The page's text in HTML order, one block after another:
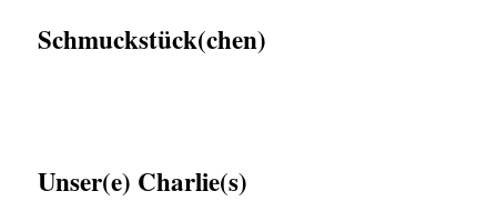
Schmuckstück(chen)
Unser(e) Charlie(s)